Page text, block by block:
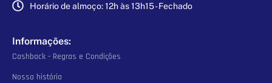
Horário de almoço: 12h às 13h15 - Fechado
Informações:
Cashback - Regras e Condições
Nossa história